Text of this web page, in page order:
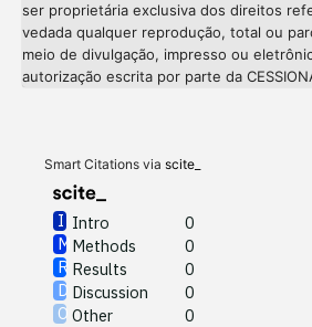
ser proprietária exclusiva dos direitos
vedada qualquer reprodução, total ou
meio de divulgação, impresso ou
autorização escrita por parte da
Smart Citations via scite_
Intro
0
Methods
0
Results
0
Discussion
0
Other
0
Intro